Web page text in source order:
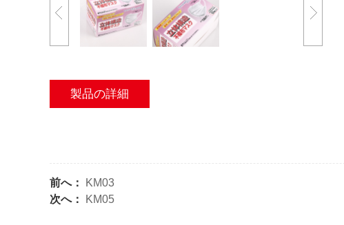
製品の詳細
前へ：
KM03
次へ：
KM05